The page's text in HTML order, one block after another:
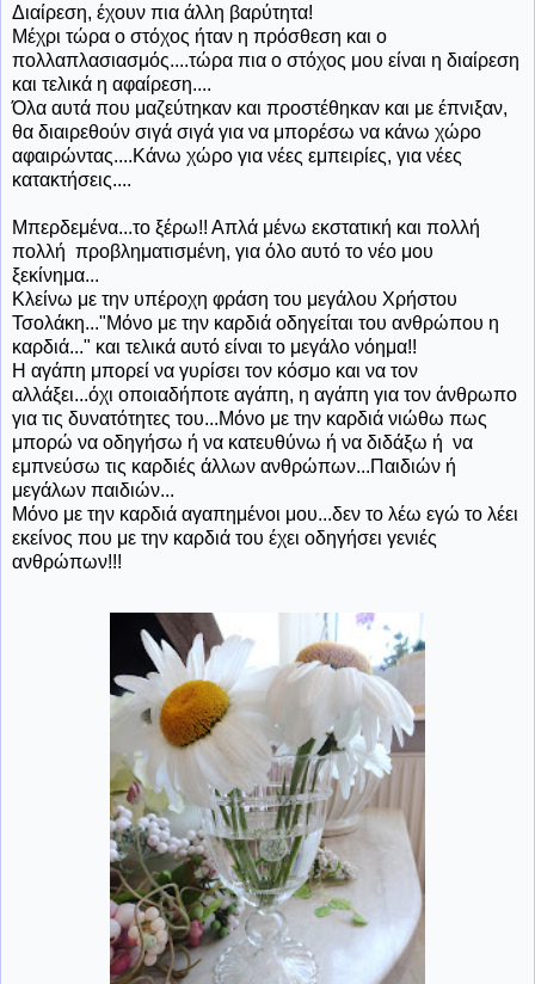
Διαίρεση, έχουν πια άλλη βαρύτητα!
Μέχρι τώρα ο στόχος ήταν η πρόσθεση και ο
πολλαπλασιασμός....τώρα πια ο στόχος μου είναι η διαίρεση
και τελικά η αφαίρεση....
Όλα αυτά που μαζεύτηκαν και προστέθηκαν και με έπνιξαν,
θα διαιρεθούν σιγά σιγά για να μπορέσω να κάνω χώρο
αφαιρώντας....Κάνω χώρο για νέες εμπειρίες, για νέες
κατακτήσεις....
Μπερδεμένα...το ξέρω!! Απλά μένω εκστατική και πολλή
πολλή προβληματισμένη, για όλο αυτό το νέο μου
ξεκίνημα...
Κλείνω με την υπέροχη φράση του μεγάλου Χρήστου
Τσολάκη..."Μόνο με την καρδιά οδηγείται του ανθρώπου η
καρδιά..." και τελικά αυτό είναι το μεγάλο νόημα!!
Η αγάπη μπορεί να γυρίσει τον κόσμο και να τον
αλλάξει...όχι οποιαδήποτε αγάπη, η αγάπη για τον άνθρωπο
για τις δυνατότητες του...Μόνο με την καρδιά νιώθω πως
μπορώ να οδηγήσω ή να κατευθύνω ή να διδάξω ή να
εμπνεύσω τις καρδιές άλλων ανθρώπων...Παιδιών ή
μεγάλων παιδιών...
Μόνο με την καρδιά αγαπημένοι μου...δεν το λέω εγώ το λέει
εκείνος που με την καρδιά του έχει οδηγήσει γενιές
ανθρώπων!!!